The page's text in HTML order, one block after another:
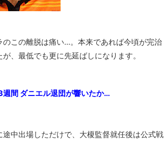
この離脱は痛い...。本来であれば今頃が完治
、最低でも更に先延ばしになります。
間 ダニエル退団が響いたか…
中出場しただけで、大榎監督就任後は公式戦